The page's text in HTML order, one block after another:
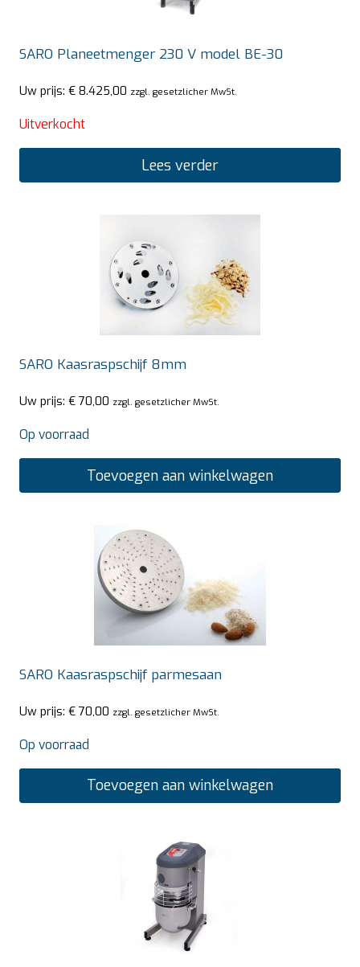
SARO Planeetmenger 230 V model BE-30
Uw prijs: € 8.425,00 zzgl. gesetzlicher MwSt.
Uitverkocht
Lees verder
SARO Kaasraspschijf 8mm
Uw prijs: € 70,00 zzgl. gesetzlicher MwSt.
Op voorraad
Toevoegen aan winkelwagen
SARO Kaasraspschijf parmesaan
Uw prijs: € 70,00 zzgl. gesetzlicher MwSt.
Op voorraad
Toevoegen aan winkelwagen